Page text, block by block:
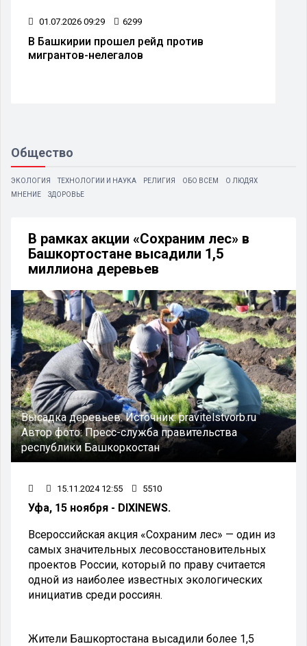
01.07.2026 09:29 6299
В Башкирии прошел рейд против
мигрантов-нелегалов
Общество
ЭКОЛОГИЯ ТЕХНОЛОГИИ И НАУКА РЕЛИГИЯ ОБО ВСЕМ
О ЛЮДЯХ
МНЕНИЕ
ЗДОРОВЬЕ
В рамках акции «Сохраним лес» в
Башкортостане высадили 1,5
миллиона деревьев
Высадка деревьев.Источник:pravitelstvorb.ru
Автор фото:Пресс-служба правительства
республики Башкоркостан
15.11.2024 12:55 5510
Уфа, 15 ноября - DIXINEWS.
Всероссийская акция «Сохраним лес» — один из
самых значительных лесовосстановительных
проектов России, который по праву считается
одной из наиболее известных экологических
инициатив среди россиян.
Жители Башкортостана высадили более 1,5